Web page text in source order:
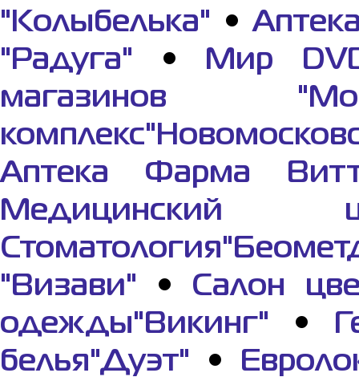
"Колыбелька" •
"Радуга" •
Мир
магазинов
Аптека Фарма
Медицинский
"Визави" • Салон
одежды"Викинг" •
белья"Дуэт" •